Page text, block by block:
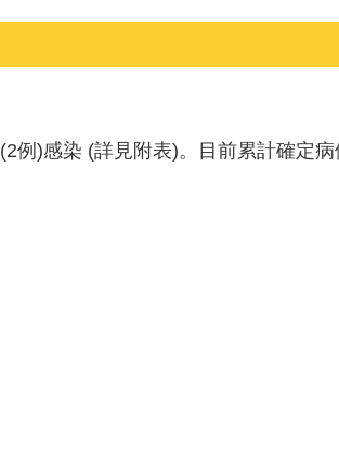
)感染 (詳見附表)。目前累計確定